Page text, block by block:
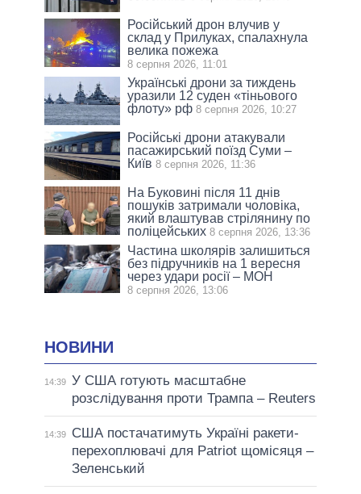
Російський дрон влучив у
склад у Прилуках, спалахнула
велика пожежа
8 серпня 2026, 11:01
Українські дрони за тиждень
уразили 12 суден «тіньового
флоту» рф 8 серпня 2026, 10:27
Російські дрони атакували
пасажирський поїзд Суми –
Київ 8 серпня 2026, 11:36
На Буковині після 11 днів
пошуків затримали чоловіка,
який влаштував стрілянину по
поліцейських 8 серпня 2026, 13:36
Частина школярів залишиться
без підручників на 1 вересня
через удари росії – МОН
8 серпня 2026, 13:06
НОВИНИ
14:39 У США готують масштабне
розслідування проти Трампа – Reuters
14:39
США постачатимуть Україні ракети-
перехоплювачі для Patriot щомісяця –
Зеленський